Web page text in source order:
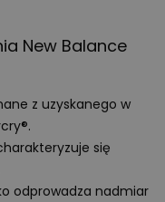
New Balance
z uzyskanego w
się
odprowadza nadmiar